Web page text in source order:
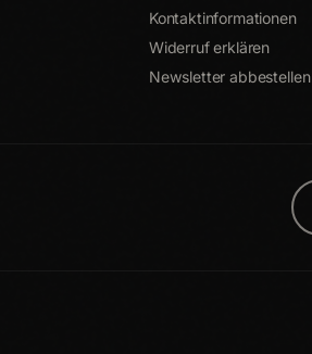
Kontaktinformationen
Widerruf erklären
Newsletter abbestellen